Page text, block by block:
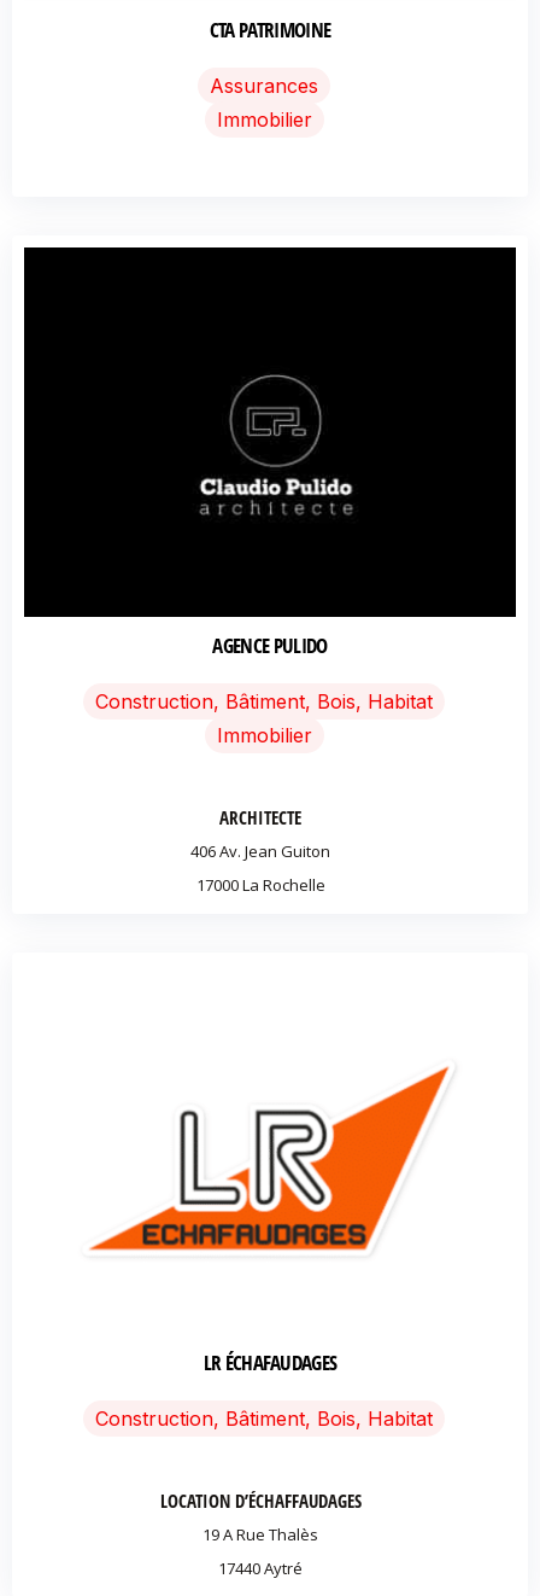
CTA PATRIMOINE
Assurances
Immobilier
AGENCE PULIDO
Construction, Bâtiment, Bois, Habitat
Immobilier
ARCHITECTE
406 Av. Jean Guiton
17000 La Rochelle
LR ÉCHAFAUDAGES
Construction, Bâtiment, Bois, Habitat
LOCATION D’ÉCHAFFAUDAGES
19 A Rue Thalès
17440 Aytré